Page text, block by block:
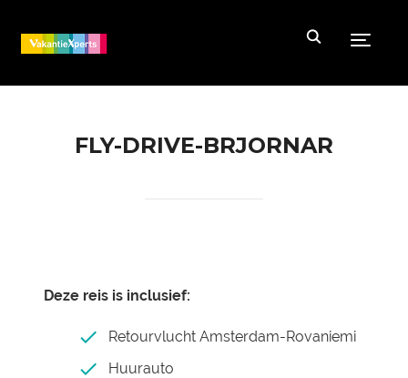
FLY-DRIVE-BRJORNAR
Deze reis is inclusief:
Retourvlucht Amsterdam-Rovaniemi
Huurauto